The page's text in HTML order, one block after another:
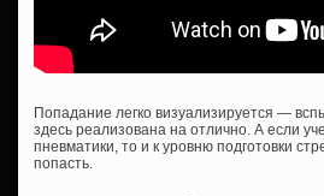
Попадание легко визуализируется —
здесь реализована на отлично. А если
пневматики, то и к уровню подготовки
попасть.